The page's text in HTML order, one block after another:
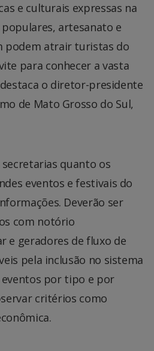
e culturais expressas na
artesanato e
podem atrair turistas do
para conhecer a vasta
o diretor-presidente
de Mato Grosso do Sul,
quanto os
eventos e festivais do
Deverão ser
com notório
e geradores de fluxo de
pela inclusão no sistema
eventos por tipo e por
critérios como